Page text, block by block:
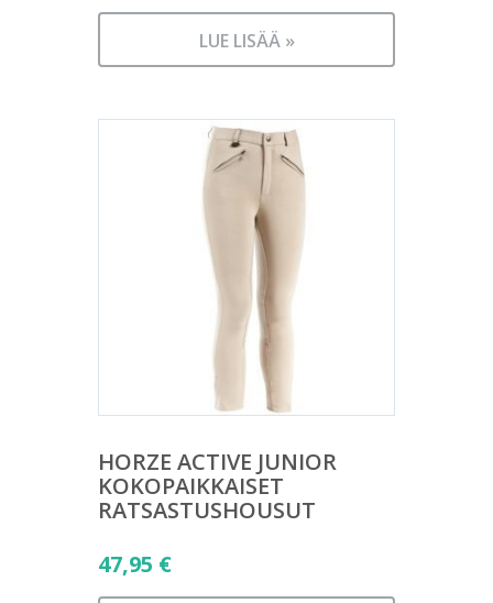
LUE LISÄÄ »
HORZE ACTIVE JUNIOR
KOKOPAIKKAISET
RATSASTUSHOUSUT
47,95 €